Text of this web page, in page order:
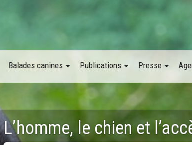
Balades canines Publications Presse
L’homme, le chien et